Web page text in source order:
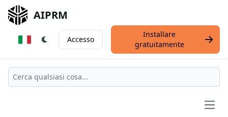
AIPRM
Accesso
Installare
gratuitamente